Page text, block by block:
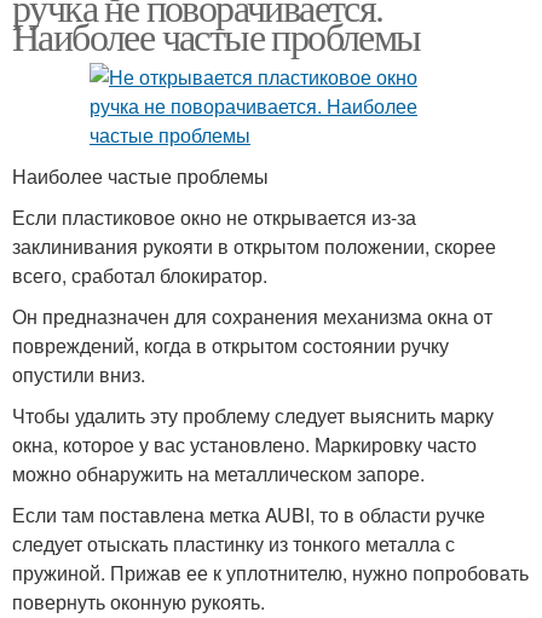
Наиболее частые проблемы
Наиболее частые проблемы
Если пластиковое окно не открывается из-за
заклинивания рукояти в открытом положении, скорее
всего, сработал блокиратор.
Он предназначен для сохранения механизма окна от
повреждений, когда в открытом состоянии ручку
опустили вниз.
Чтобы удалить эту проблему следует выяснить марку
окна, которое у вас установлено. Маркировку часто
можно обнаружить на металлическом запоре.
Если там поставлена метка AUBI, то в области ручке
следует отыскать пластинку из тонкого металла с
пружиной. Прижав ее к уплотнителю, нужно попробовать
повернуть оконную рукоять.